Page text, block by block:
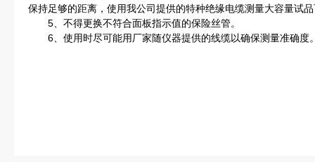
保持足够的距离，使用我公司提供的特种绝缘电缆测量大容量试
5、不得更换不符合面板指示值的保险丝管。
6、使用时尽可能用厂家随仪器提供的线缆以确保测量准确度